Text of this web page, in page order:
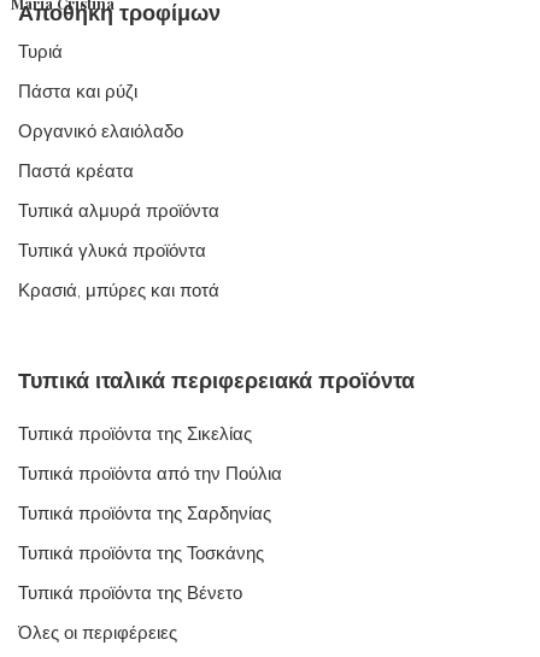
Αποθήκη τροφίμων
Τυριά
Πάστα και ρύζι
Οργανικό ελαιόλαδο
Παστά κρέατα
Τυπικά αλμυρά προϊόντα
Τυπικά γλυκά προϊόντα
Κρασιά, μπύρες και ποτά
Τυπικά ιταλικά περιφερειακά προϊόντα
Τυπικά προϊόντα της Σικελίας
Τυπικά προϊόντα από την Πούλια
Τυπικά προϊόντα της Σαρδηνίας
Τυπικά προϊόντα της Τοσκάνης
Τυπικά προϊόντα της Βένετο
Όλες οι περιφέρειες